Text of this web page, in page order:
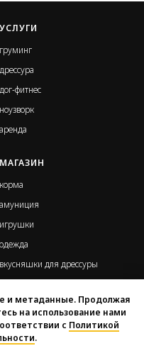
и метаданные. Продолжая
на использование нами
с Политикой
.
УСЛУГИ
груминг
дрессура
дог-фитнес
ноузворк
аренда
МАГАЗИН
корма
амуниция
игрушки
одежда
вкусняшки для дрессуры